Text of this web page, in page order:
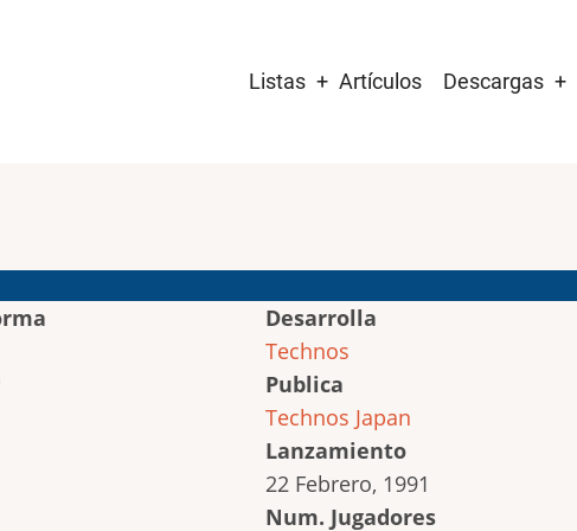
navigation
Listas Artículos Descargas
Desarrolla
Technos
Publica
Technos Japan
Lanzamiento
22 Febrero, 1991
Num. Jugadores